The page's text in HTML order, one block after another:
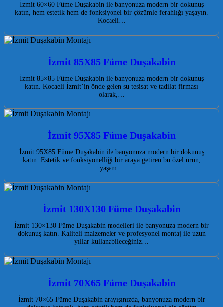
İzmit 60×60 Füme Duşakabin ile banyonuza modern bir dokunuş
katın, hem estetik hem de fonksiyonel bir çözümle ferahlığı yaşayın.
Kocaeli…
İzmit 85X85 Füme Duşakabin
İzmit 85×85 Füme Duşakabin ile banyonuza modern bir dokunuş
katın. Kocaeli İzmit’in önde gelen su tesisat ve tadilat firması
olarak,…
İzmit 95X85 Füme Duşakabin
İzmit 95X85 Füme Duşakabin ile banyonuza modern bir dokunuş
katın. Estetik ve fonksiyonelliği bir araya getiren bu özel ürün,
yaşam…
İzmit 130X130 Füme Duşakabin
İzmit 130×130 Füme Duşakabin modelleri ile banyonuza modern bir
dokunuş katın. Kaliteli malzemeler ve profesyonel montaj ile uzun
yıllar kullanabileceğiniz…
İzmit 70X65 Füme Duşakabin
İzmit 70×65 Füme Duşakabin arayışınızda, banyonuza modern bir